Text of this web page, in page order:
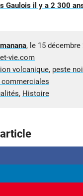
Gaulois il y a 2 300
, le 15 décembre
vie.com
volcanique, peste
, Histoire